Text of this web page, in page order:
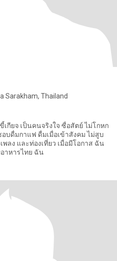
Sarakham, Thailand
บดื่มกาแฟ ดื่มเมื่อเข้าสังคม ไม่สูบ
ลง และท่องเที่ยว เมื่อมีโอกาส ฉัน
าหารไทย ฉัน